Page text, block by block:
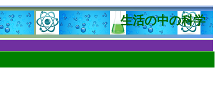
生活の中の科学